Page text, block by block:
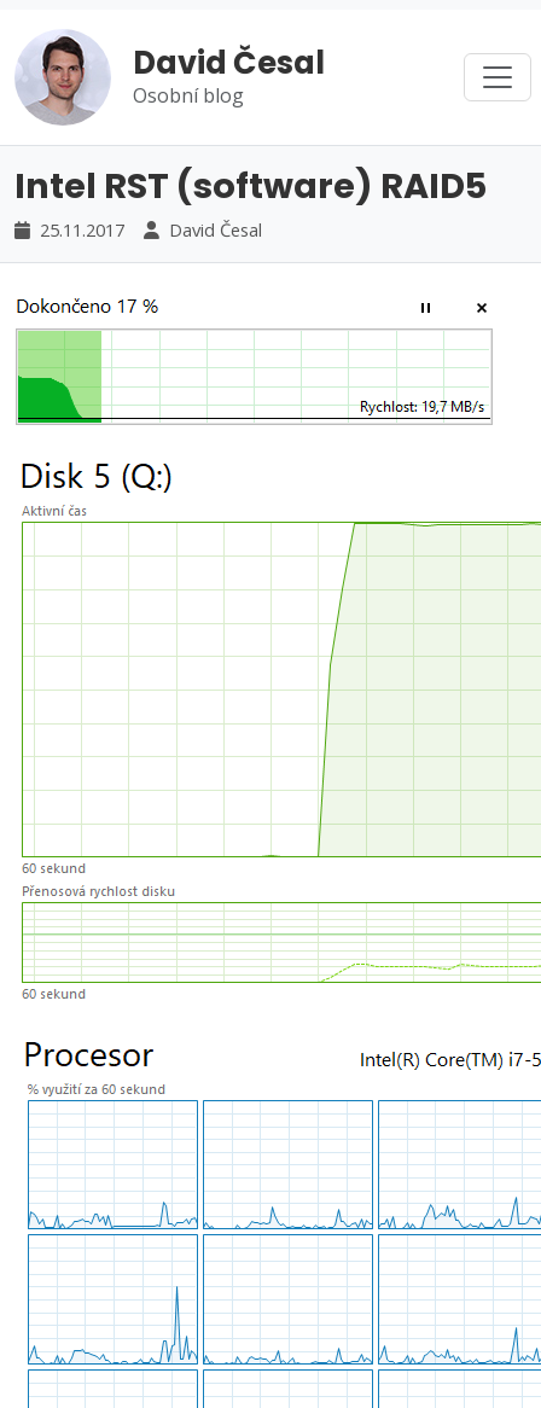
David Česal
Osobní blog
Intel RST (software) RAID5
25.11.2017 David Česal